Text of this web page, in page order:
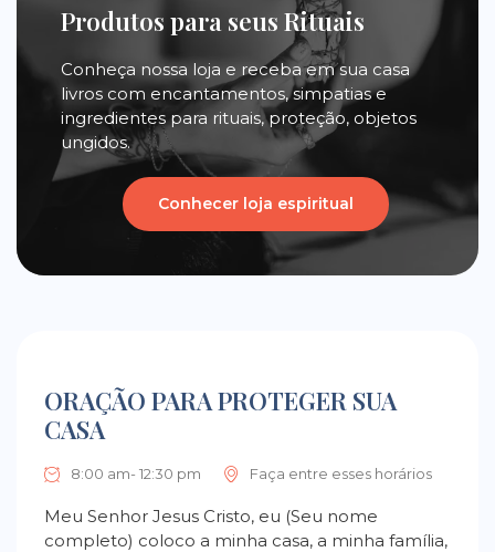
Produtos para seus Rituais
Conheça nossa loja e receba em sua casa
livros com encantamentos, simpatias e
ingredientes para rituais, proteção, objetos
ungidos.
Conhecer loja espiritual
ORAÇÃO PARA PROTEGER SUA
CASA
8:00 am- 12:30 pm Faça entre esses horários
Meu Senhor Jesus Cristo, eu (Seu nome
completo) coloco a minha casa, a minha família,